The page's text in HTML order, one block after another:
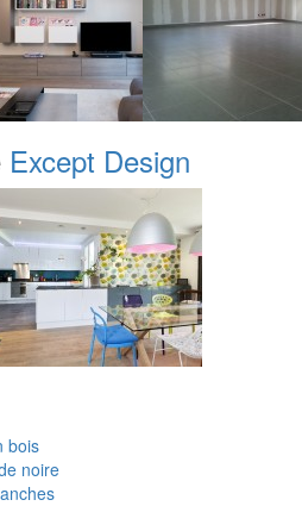
Except Design
bois
noire